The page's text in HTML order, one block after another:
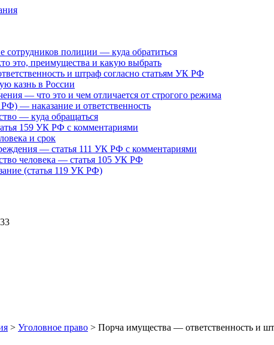
сотрудников полиции — куда обратиться
это, преимущества и какую выбрать
и штраф согласно статьям УК РФ
казнь в России
— что это и чем отличается от строгого режима
— наказание и ответственность
— куда обращаться
159 УК РФ с комментариями
и срок
— статья 111 УК РФ с комментариями
человека — статья 105 УК РФ
(статья 119 УК РФ)
> Уголовное право > Порча имущества — ответственность и